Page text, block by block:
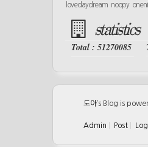
lovedaydream noopy
statistics
Total : 51270085
도아’s Blog is
Admin Post